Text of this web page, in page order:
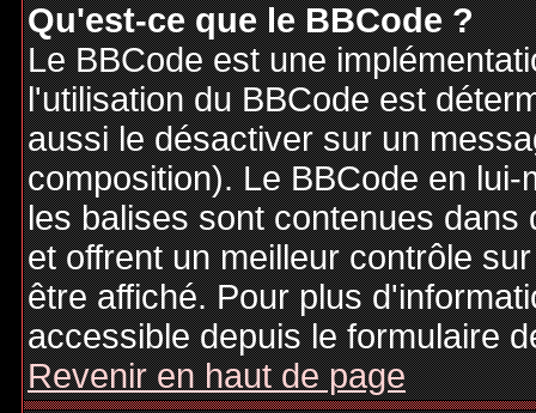
Qu'est-ce que le BBCode ?
Le BBCode est une
l'utilisation du BBCode est
aussi le désactiver sur un
composition). Le BBCode en
les balises sont contenues
et offrent un meilleur contrôle
être affiché. Pour plus
accessible depuis le formulaire
Revenir en haut de page